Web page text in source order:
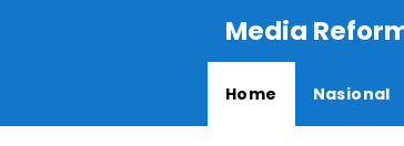
Media
Home Nasional